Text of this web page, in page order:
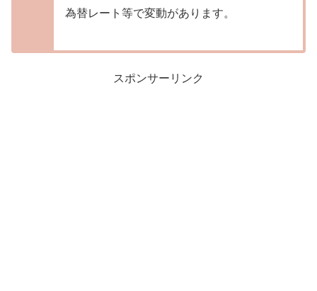
為替レート等で変動があります。
スポンサーリンク